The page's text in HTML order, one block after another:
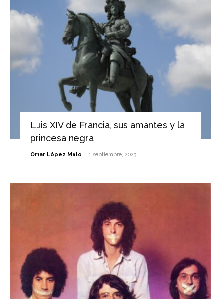
Luis XIV de Francia, sus amantes y la
princesa negra
Omar López Mato - 1 septiembre, 2023